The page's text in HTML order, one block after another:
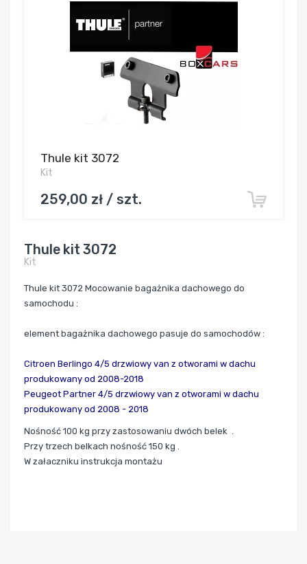
Thule kit 3072
Kit
259,00 zł / szt.
Thule kit 3072
Kit
Thule kit 3072 Mocowanie bagażnika dachowego do
samochodu :
element bagażnika dachowego pasuje do samochodów :
Citroen Berlingo 4/5 drzwiowy van z otworami w dachu
produkowany od 2008-2018
Peugeot Partner 4/5 drzwiowy van z otworami w dachu
produkowany od 2008 - 2018
Nośność 100 kg przy zastosowaniu dwóch belek .
Przy trzech belkach nośność 150 kg .
W załaczniku instrukcja montażu